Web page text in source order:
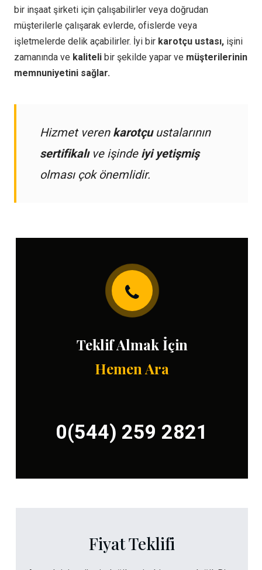
bir inşaat şirketi için çalışabilirler veya doğrudan
müşterilerle çalışarak evlerde, ofislerde veya
işletmelerde delik açabilirler. İyi bir karotçu ustası, işini
zamanında ve kaliteli bir şekilde yapar ve müşterilerinin
memnuniyetini sağlar.
Hizmet veren karotçuustalarının
sertifikalıve işinde iyi yetişmiş
olması çok önemlidir.
Teklif Almak İçin
Hemen Ara
0(544) 259 2821
Fiyat Teklifi